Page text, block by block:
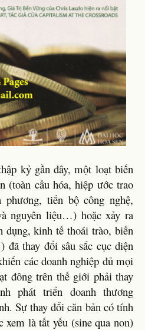
kỷ gần đây, một loạt biến
(toàn cầu hóa, hiệp ước trao
tiến bộ công nghệ,
nguyên liệu…) hoặc xảy ra
dụng, kinh tế thoái trào, biến
thay đổi sâu sắc cục diện
các doanh nghiệp đủ mọi
đông trên thế giới phải thay
phát triển doanh thương
Sự thay đổi căn bản có tính
xem là tất yếu (sine qua non)